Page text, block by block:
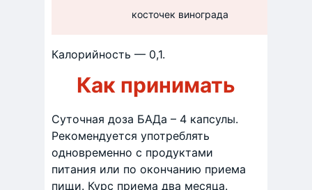
косточек винограда
Калорийность — 0,1.
Как принимать
Суточная доза БАДа – 4 капсулы.
Рекомендуется употреблять
одновременно с продуктами
питания или по окончанию приема
пищи. Курс приема два месяца.